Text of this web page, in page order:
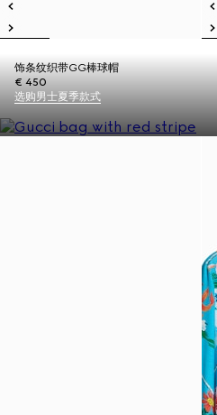
饰条纹织带GG棒球帽
€ 450
选购男士夏季款式